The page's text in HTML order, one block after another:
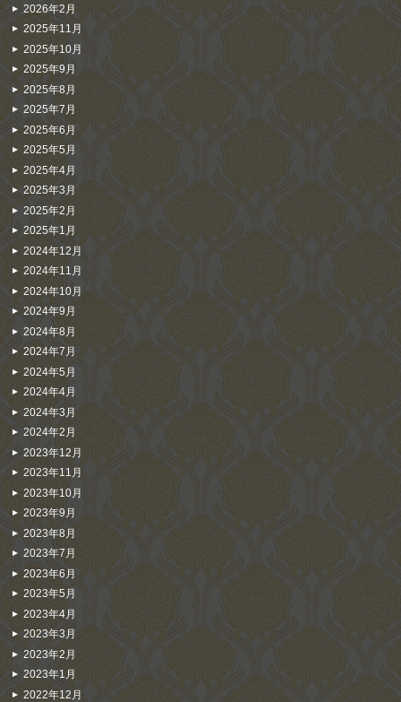
2026年2月
2025年11月
2025年10月
2025年9月
2025年8月
2025年7月
2025年6月
2025年5月
2025年4月
2025年3月
2025年2月
2025年1月
2024年12月
2024年11月
2024年10月
2024年9月
2024年8月
2024年7月
2024年5月
2024年4月
2024年3月
2024年2月
2023年12月
2023年11月
2023年10月
2023年9月
2023年8月
2023年7月
2023年6月
2023年5月
2023年4月
2023年3月
2023年2月
2023年1月
2022年12月